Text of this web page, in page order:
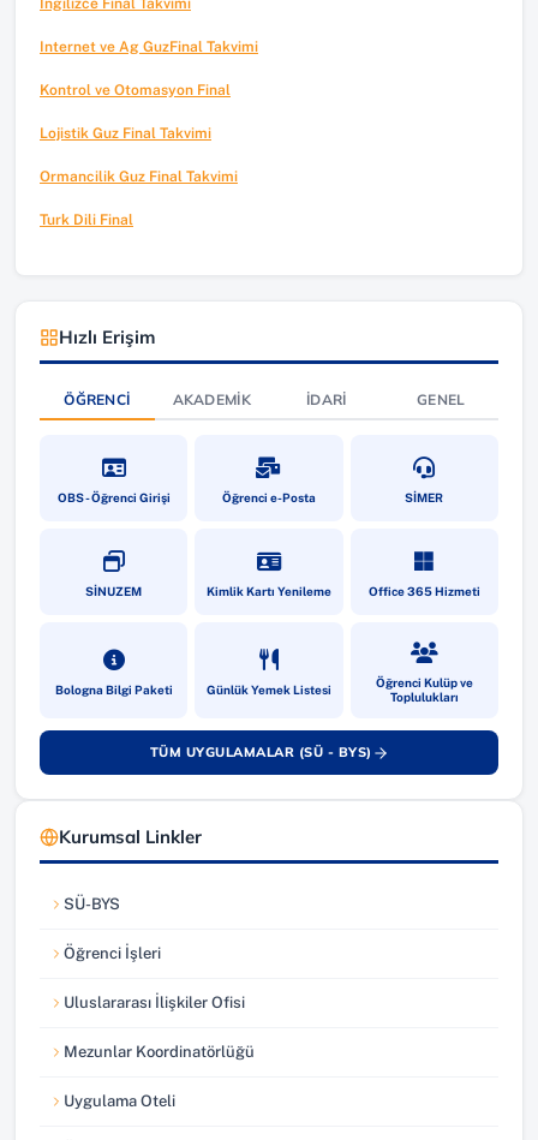
Ingilizce Final Takvimi
Internet ve Ag GuzFinal Takvimi
Kontrol ve Otomasyon Final
Lojistik Guz Final Takvimi
Ormancilik Guz Final Takvimi
Turk Dili Final
Hızlı Erişim
ÖĞRENCI AKADEMIK İDARI GENEL
OBS - Öğrenci Girişi(yeni sekmede açılır)Öğrenci e-Posta(yeni sekmede açılır)SİMER(yeni sekmede
SİNUZEM(yeni sekmede açılır)Kimlik Kartı Yenileme(yeni sekmede açılır)Office 365 Hizmeti
(yeni sekmede
Bologna Bilgi Paketi(yeni sekmede açılır)Günlük Yemek Listesi(yeni sekmede açılır)Öğrenci Kulüp ve
Toplulukları
(yeni sekmede
TÜM UYGULAMALAR (SÜ - BYS)
(yeni sekmede açılır)
Kurumsal Linkler
SÜ-BYS
(yeni sekmede açılır)
Öğrenci İşleri
(yeni sekmede açılır)
Uluslararası İlişkiler Ofisi
(yeni sekmede açılır)
Mezunlar Koordinatörlüğü
(yeni sekmede açılır)
Uygulama Oteli
(yeni sekmede açılır)